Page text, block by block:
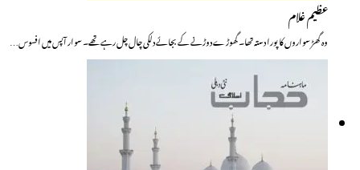
عظیم غلام
وہ گھڑ سواروں کا پورا دستہ تھا۔ گھوڑے دوڑنے کے بجائے دلکی چال چل رہے تھے۔ سوار آپس میں افسوس…